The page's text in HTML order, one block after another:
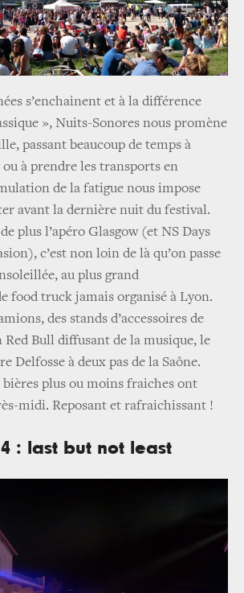
s’enchainent et à la différence
», Nuits-Sonores nous promène
passant beaucoup de temps à
à prendre les transports en
de la fatigue nous impose
avant la dernière nuit du festival.
plus l’apéro Glasgow (et NS Days
c’est non loin de là qu’on passe
au plus grand
food truck jamais organisé à Lyon.
des stands d’accessoires de
Red Bull diffusant de la musique, le
Delfosse à deux pas de la Saône.
bières plus ou moins fraiches ont
midi. Reposant et rafraichissant !
: last but not least